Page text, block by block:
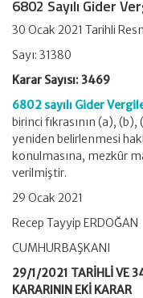
6802 Sayılı Gider
30 Ocak 2021 Tarihli
Sayı: 31380
Karar Sayısı: 3469
6802 sayılı Gider
birinci fıkrasının (a),
yeniden belirlenmesi
konulmasına, mezkûr
verilmiştir.
29 Ocak 2021
Recep Tayyip ERDOĞAN
CUMHURBAŞKANI
29/1/2021 TARİHLİ VE
KARARININ EKİ KARAR